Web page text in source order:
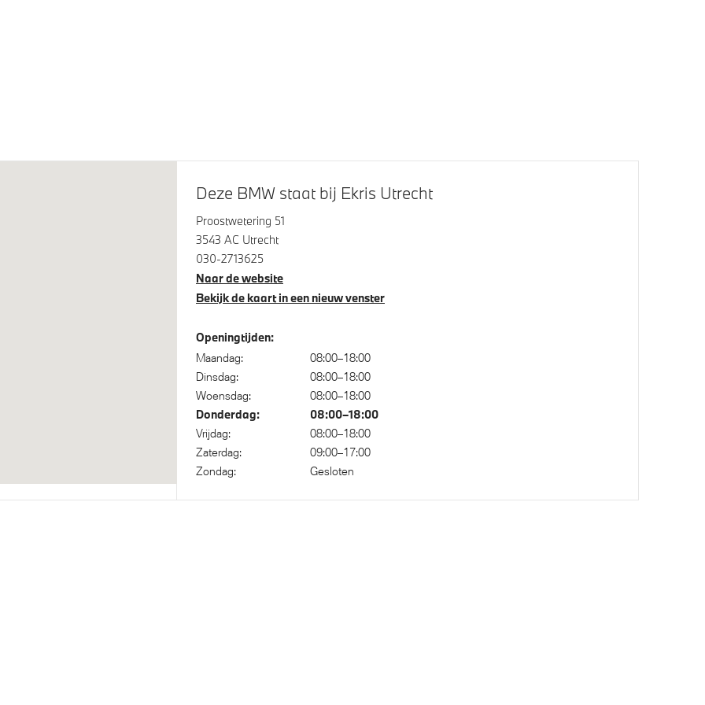
Regen- en lichtsensor Servotronic
Park Distance Control (PDC) voor en
achter
Deze BMW staat bij Ekris Utrecht
Proostwetering 51
3543 AC Utrecht
030-2713625
Naar de website
Bekijk de kaart in een nieuw venster
Openingtijden:
Maandag:
08:00–18:00
Dinsdag:
08:00–18:00
Woensdag:
08:00–18:00
Donderdag: 08:00–18:00
Vrijdag:
08:00–18:00
Zaterdag:
09:00–17:00
Zondag:
Gesloten